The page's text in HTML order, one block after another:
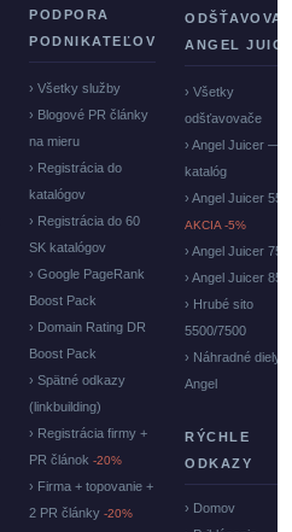
PODPORA
PODNIKATEĽOV
› Všetky služby
› Blogové PR články
na mieru
› Registrácia do
katalógov
› Registrácia do 60
SK katalógov
› Google PageRank
Boost Pack
› Domain Rating DR
Boost Pack
› Spätné odkazy
(linkbuilding)
› Registrácia firmy +
PR článok -20%
› Firma + topovanie +
2 PR články -20%
ANGEL
› Všetky
odšťavovače
› Angel Juicer —
katalóg
› Angel Juicer
AKCIA -5%
› Angel Juicer
› Angel Juicer
› Hrubé sito
5500/7500
› Náhradné diely
Angel
RÝCHLE
ODKAZY
› Domov